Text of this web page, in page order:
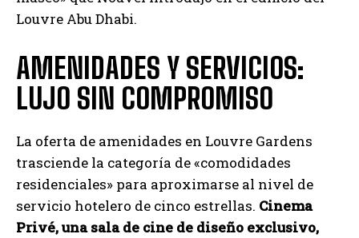
Louvre Abu Dhabi.
AMENIDADES Y SERVICIOS:
LUJO SIN COMPROMISO
La oferta de amenidades en Louvre Gardens
trasciende la categoría de «comodidades
residenciales» para aproximarse al nivel de
servicio hotelero de cinco estrellas. Cinema
Privé, una sala de cine de diseño exclusivo,